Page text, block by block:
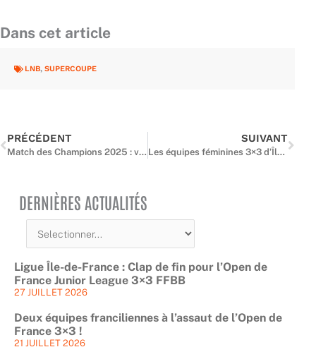
Dans cet article
LNB, SUPERCOUPE
PRÉCÉDENT
Match des Champions 2025 : vos places dès 5€ pour Basket Landes – Charleville-Mézières à Nanterre !
SUIVANT
Les équipes féminines 3×3 d’Île-de-France brillent à l’Open de France Juniorleague 2025
DERNIÈRES ACTUALITÉS
Ligue Île-de-France : Clap de fin pour l’Open de
France Junior League 3×3 FFBB
27 JUILLET 2026
Deux équipes franciliennes à l’assaut de l’Open de
France 3×3 !
21 JUILLET 2026